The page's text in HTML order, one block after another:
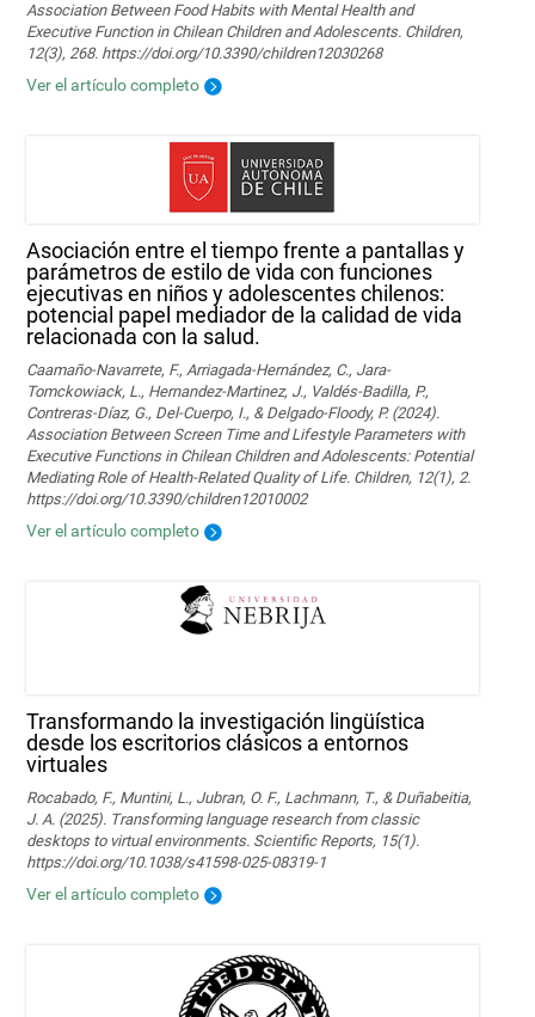
Association Between Food Habits with Mental Health and
Executive Function in Chilean Children and Adolescents. Children,
12(3), 268. https://doi.org/10.3390/children12030268
Ver el artículo completo
Asociación entre el tiempo frente a pantallas y
parámetros de estilo de vida con funciones
ejecutivas en niños y adolescentes chilenos:
potencial papel mediador de la calidad de vida
relacionada con la salud.
Caamaño-Navarrete, F., Arriagada-Hernández, C., Jara-
Tomckowiack, L., Hernandez-Martinez, J., Valdés-Badilla, P.,
Contreras-Díaz, G., Del-Cuerpo, I., & Delgado-Floody, P. (2024).
Association Between Screen Time and Lifestyle Parameters with
Executive Functions in Chilean Children and Adolescents: Potential
Mediating Role of Health-Related Quality of Life. Children, 12(1), 2.
https://doi.org/10.3390/children12010002
Ver el artículo completo
Transformando la investigación lingüística
desde los escritorios clásicos a entornos
virtuales
Rocabado, F., Muntini, L., Jubran, O. F., Lachmann, T., & Duñabeitia,
J. A. (2025). Transforming language research from classic
desktops to virtual environments. Scientific Reports, 15(1).
https://doi.org/10.1038/s41598-025-08319-1
Ver el artículo completo